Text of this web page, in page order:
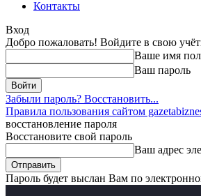
Контакты
Вход
Добро пожаловать! Войдите в свою
Ваше имя
Ваш пароль
Забыли пароль? Восстановить...
Правила пользования сайтом
восстановление пароля
Восстановите свой пароль
Ваш адрес
Пароль будет выслан Вам по